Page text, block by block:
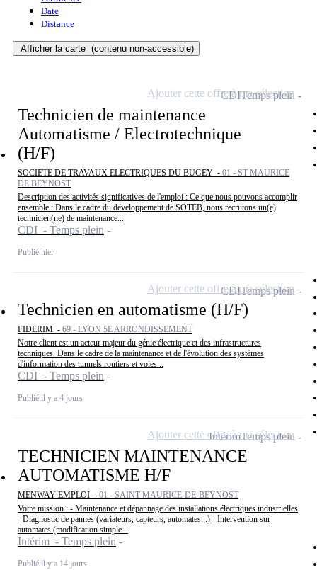
Date
Distance
Afficher la carte (contenu non-accessible)
Technicien de maintenance
Automatisme / Electrotechnique
(H/F)
SOCIETE DE TRAVAUX ELECTRIQUES DU BUGEY - 01 - ST MAURICE
DE BEYNOST
Description des activités significatives de l'emploi : Ce que nous pouvons accomplir
ensemble : Dans le cadre du développement de SOTEB, nous recrutons un(e)
technicien(ne) de maintenance...
CDI - Temps plein
Publié hier
CDITemps plein
Ajouter cette offre à ma sélection
Technicien en automatisme (H/F)
FIDERIM - 69 - LYON 5E ARRONDISSEMENT
Notre client est un acteur majeur du génie électrique et des infrastructures
techniques. Dans le cadre de la maintenance et de l'évolution des systèmes
d'information des tunnels routiers et voies...
CDI - Temps plein
Publié il y a 4 jours
CDITemps plein
Ajouter cette offre à ma sélection
TECHNICIEN MAINTENANCE
AUTOMATISME H/F
MENWAY EMPLOI - 01 - SAINT-MAURICE-DE-BEYNOST
Votre mission : - Maintenance et dépannage des installations électriques industrielles
- Diagnostic de pannes (variateurs, capteurs, automates...) - Intervention sur
automates (modification simple...
Intérim - Temps plein
Publié il y a 14 jours
IntérimTemps plein
Ajouter cette offre à ma sélection